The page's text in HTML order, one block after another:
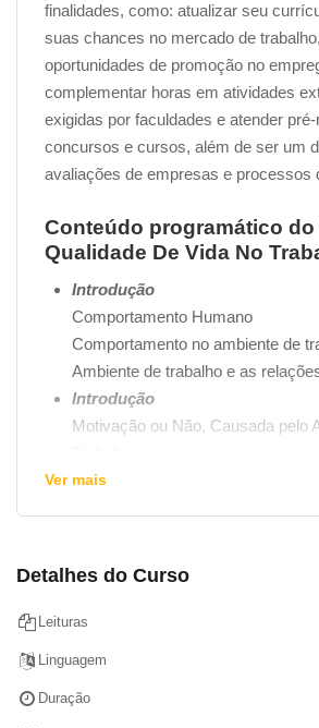
finalidades, como: atualizar seu
suas chances no mercado de
oportunidades de promoção no
complementar horas em atividades
exigidas por faculdades e atender
concursos e cursos, além de ser um
avaliações de empresas e processos
Conteúdo programático do
Qualidade De Vida No
Introdução
Comportamento Humano
Comportamento no ambiente de
Ambiente de trabalho e as
Introdução
Motivação ou Não, Causada pelo
2.2 Influência do Ambiente
2.5. Responsabilidade Pela
2.6. Arranjo Físico e Ambiente de
2.7. Princípios dos 5S
Ver mais
Detalhes do Curso
Leituras
Linguagem
Duração